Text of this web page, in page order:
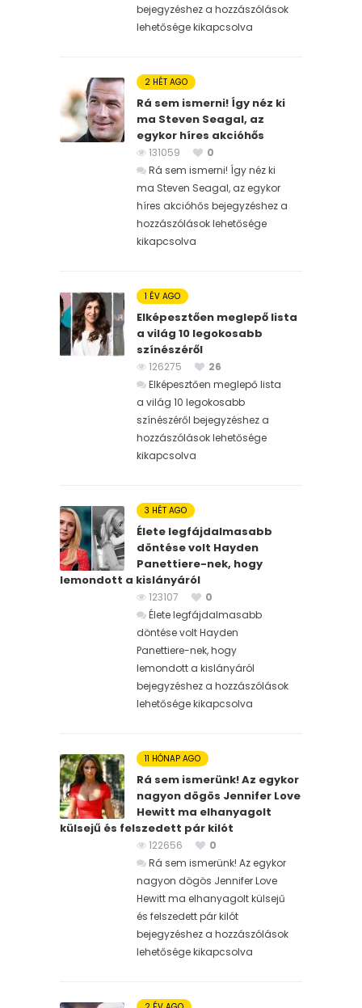
bejegyzéshez a hozzászólások
lehetősége kikapcsolva
2 HÉT AGO
Rá sem ismerni! Így néz ki
ma Steven Seagal, az
egykor híres akcióhős
131059
0
Rá sem ismerni! Így néz ki
ma Steven Seagal, az egykor
híres akcióhős bejegyzéshez a
hozzászólások lehetősége
kikapcsolva
1 ÉV AGO
Elképesztően meglepő lista
a világ 10 legokosabb
színészéről
126275
26
Elképesztően meglepő lista
a világ 10 legokosabb
színészéről bejegyzéshez a
hozzászólások lehetősége
kikapcsolva
3 HÉT AGO
Élete legfájdalmasabb
döntése volt Hayden
Panettiere-nek, hogy
lemondott a kislányáról
123107
0
Élete legfájdalmasabb
döntése volt Hayden
Panettiere-nek, hogy
lemondott a kislányáról
bejegyzéshez a hozzászólások
lehetősége kikapcsolva
11 HÓNAP AGO
Rá sem ismerünk! Az egykor
nagyon dögös Jennifer Love
Hewitt ma elhanyagolt
külsejű és felszedett pár kilót
122656
0
Rá sem ismerünk! Az egykor
nagyon dögös Jennifer Love
Hewitt ma elhanyagolt külsejű
és felszedett pár kilót
bejegyzéshez a hozzászólások
lehetősége kikapcsolva